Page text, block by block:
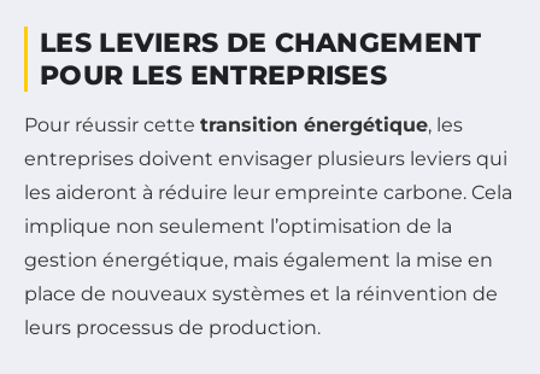
LES LEVIERS DE CHANGEMENT
POUR LES ENTREPRISES
Pour réussir cette transition énergétique, les
entreprises doivent envisager plusieurs leviers qui
les aideront à réduire leur empreinte carbone. Cela
implique non seulement l’optimisation de la
gestion énergétique, mais également la mise en
place de nouveaux systèmes et la réinvention de
leurs processus de production.